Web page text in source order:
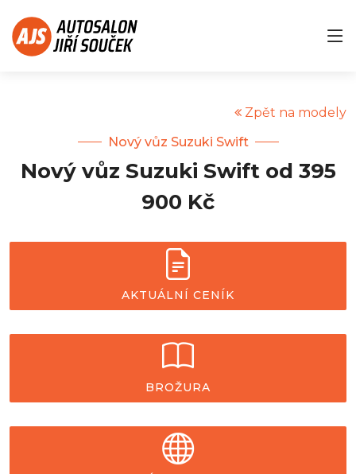
Zpět na modely
Nový vůz Suzuki Swift
Nový vůz Suzuki Swift od 395
900 Kč
AKTUÁLNÍ CENÍK
BROŽURA